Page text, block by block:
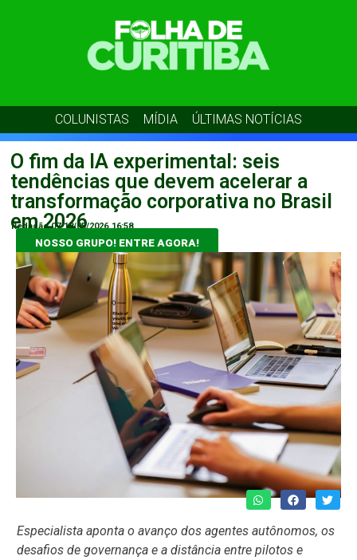
COLUNISTAS MÍDIA ÚLTIMAS NOTÍCIAS
O fim da IA experimental: seis
tendências que devem acelerar a
transformação corporativa no Brasil
em 2026
Redação 07 18/05/2026 16:58
NOSSO GRUPO! ENTRE AGORA!
Especialista aponta o avanço dos agentes autônomos, os
desafios de governança e a distância entre pilotos e